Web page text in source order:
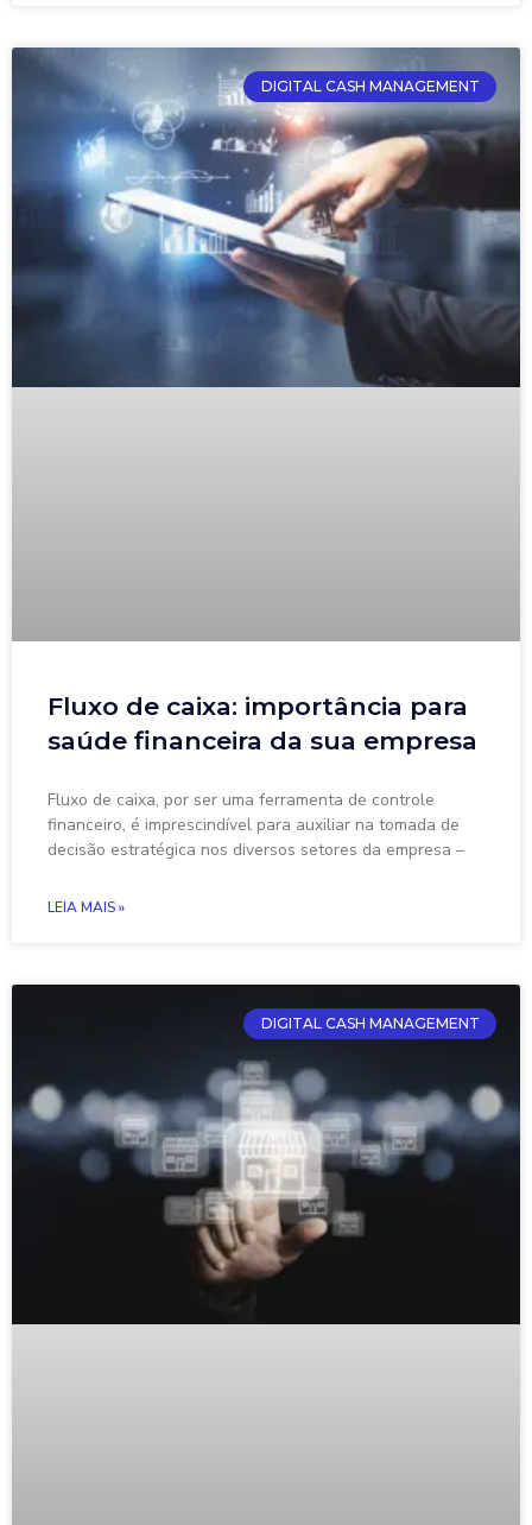
DIGITAL CASH MANAGEMENT
Fluxo de caixa: importância para
saúde financeira da sua empresa
Fluxo de caixa, por ser uma ferramenta de controle
financeiro, é imprescindível para auxiliar na tomada de
decisão estratégica nos diversos setores da empresa –
LEIA MAIS »
DIGITAL CASH MANAGEMENT